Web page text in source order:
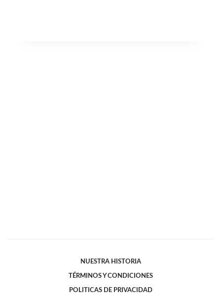
NUESTRA HISTORIA
TÉRMINOS Y CONDICIONES
POLITICAS DE PRIVACIDAD